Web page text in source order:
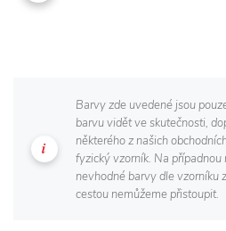
Barvy zde uvedené jsou
barvu vidět ve skutečnosti,
některého z našich
fyzický vzorník. Na
nevhodné barvy dle vzorníku
cestou nemůžeme přistoupit.